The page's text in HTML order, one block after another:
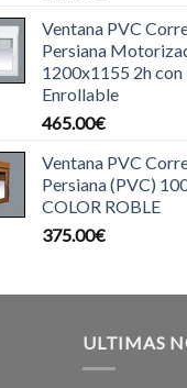
Ventana PVC
Persiana
1200x1155 2h
Enrollable
465.00€
Ventana PVC
Persiana (PVC)
COLOR ROBLE
375.00€
ULTIMAS